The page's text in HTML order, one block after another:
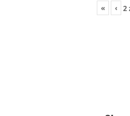
« ‹ 2